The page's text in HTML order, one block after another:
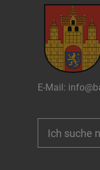
E-Mail:
for:
Anbieter
Cookie Name
Cookie Laufzeit
Zweck